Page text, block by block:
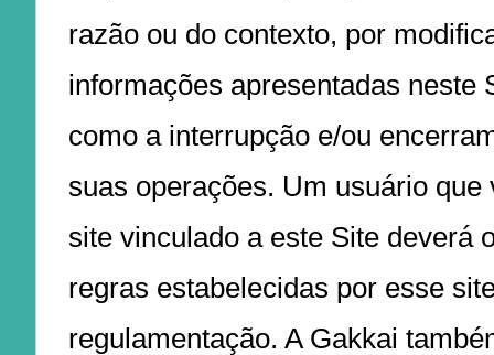
razão ou do contexto, por
informações apresentadas neste
como a interrupção e/ou
suas operações. Um usuário que
site vinculado a este Site deverá
regras estabelecidas por esse
regulamentação. A Gakkai